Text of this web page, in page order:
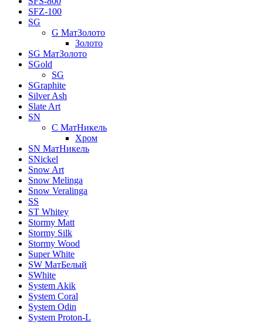
SFZ-100
SG
G МатЗолото
Золото
SG МатЗолото
SGold
SG
SGraphite
Silver Ash
Slate Art
SN
C МатНикель
Хром
SN МатНикель
SNickel
Snow Art
Snow Melinga
Snow Veralinga
SS
ST Whitey
Stormy Matt
Stormy Silk
Stormy Wood
Super White
SW МатБелый
SWhite
System Akik
System Coral
System Odin
System Proton-L